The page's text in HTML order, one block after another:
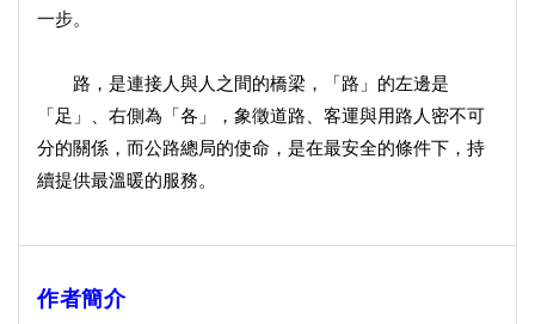
一步。
路，是連接人與人之間的橋梁，「路」的左邊是
「足」、右側為「各」，象徵道路、客運與用路人密不可
分的關係，而公路總局的使命，是在最安全的條件下，持
續提供最溫暖的服務。
作者簡介